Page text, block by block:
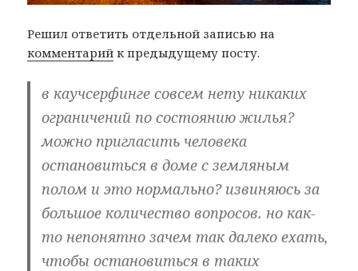
Решил ответить отдельной записью на
комментарий к предыдущему посту.
в каучсерфинге совсем нету никаких
ограничений по состоянию жилья?
можно пригласить человека
остановиться в доме с земляным
полом и это нормально? извиняюсь за
большое количество вопросов. но как-
то непонятно зачем так далеко ехать,
чтобы остановиться в таких